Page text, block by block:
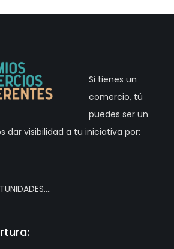
Si tienes un
comercio, tú
puedes ser un
dar visibilidad a tu iniciativa por: